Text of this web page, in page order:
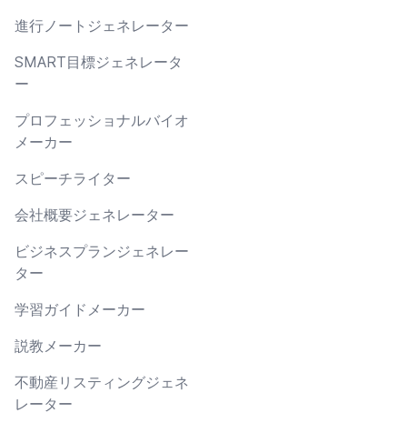
進行ノートジェネレーター
SMART目標ジェネレータ
ー
プロフェッショナルバイオ
メーカー
スピーチライター
会社概要ジェネレーター
ビジネスプランジェネレー
ター
学習ガイドメーカー
説教メーカー
不動産リスティングジェネ
レーター